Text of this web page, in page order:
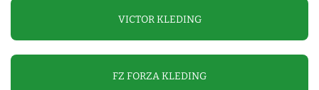
VICTOR KLEDING
FZ FORZA KLEDING